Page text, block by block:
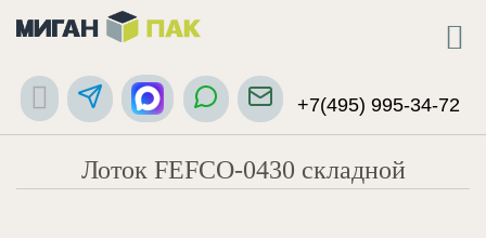
+7(495) 995-34-72
Лоток FEFCO-0430 складной